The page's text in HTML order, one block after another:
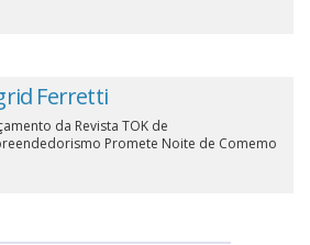
Ferretti
da Revista TOK de
Promete Noite de Comemo